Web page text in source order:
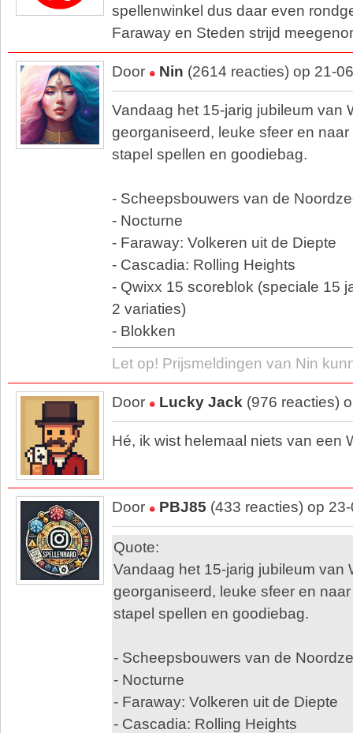
spellenwinkel dus daar even
Faraway en Steden strijd
Door Nin (2614 reacties) op 21-
Vandaag het 15-jarig jubileum van
georganiseerd, leuke sfeer en
stapel spellen en goodiebag.
- Scheepsbouwers van de
- Nocturne
- Faraway: Volkeren uit de Diepte
- Cascadia: Rolling Heights
- Qwixx 15 scoreblok (speciale 15
2 variaties)
- Blokken
Let op! Prijsmeldingen van Nin
Door Lucky Jack (976 reacties)
Hé, ik wist helemaal niets van een
Door PBJ85 (433 reacties) op
Quote:
Vandaag het 15-jarig jubileum van
georganiseerd, leuke sfeer en
stapel spellen en goodiebag.
- Scheepsbouwers van de
- Nocturne
- Faraway: Volkeren uit de Diepte
- Cascadia: Rolling Heights